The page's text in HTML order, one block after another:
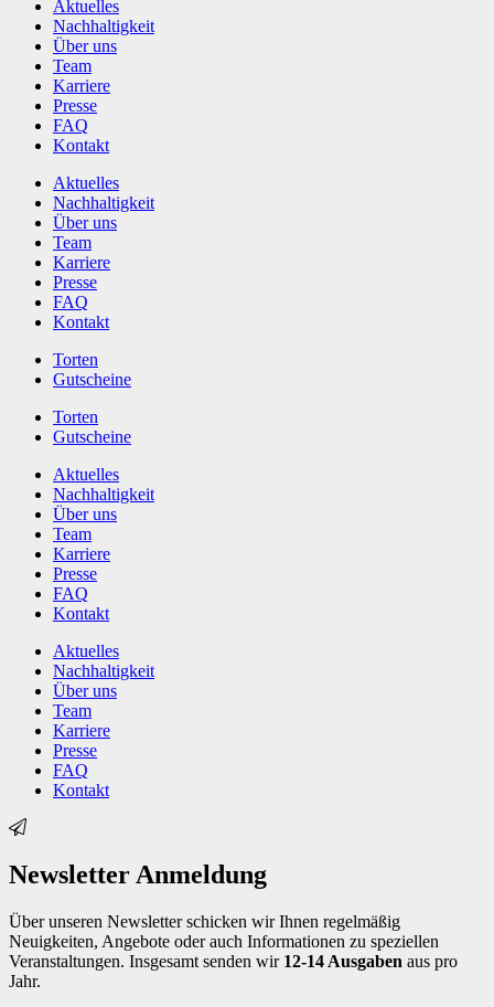
Aktuelles
Nachhaltigkeit
Über uns
Team
Karriere
Presse
FAQ
Kontakt
Aktuelles
Nachhaltigkeit
Über uns
Team
Karriere
Presse
FAQ
Kontakt
Torten
Gutscheine
Torten
Gutscheine
Aktuelles
Nachhaltigkeit
Über uns
Team
Karriere
Presse
FAQ
Kontakt
Aktuelles
Nachhaltigkeit
Über uns
Team
Karriere
Presse
FAQ
Kontakt
Newsletter Anmeldung
Über unseren Newsletter schicken wir Ihnen regelmäßig
Neuigkeiten, Angebote oder auch Informationen zu speziellen
Veranstaltungen. Insgesamt senden wir 12-14 Ausgaben aus pro
Jahr.